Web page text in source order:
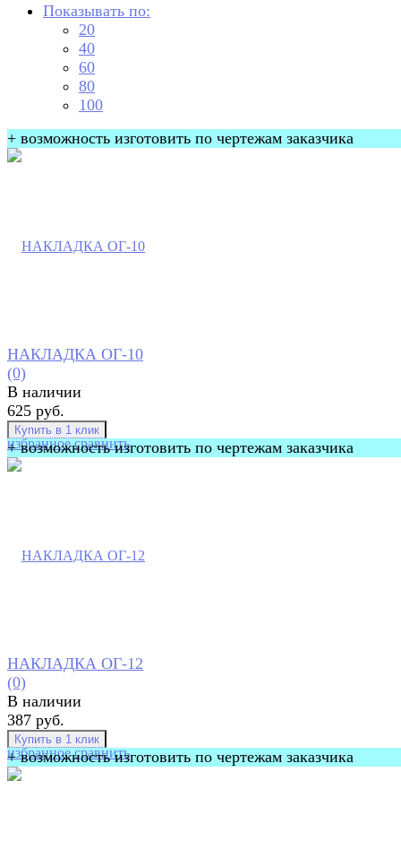
Показывать по:
20
40
60
80
100
+ возможность изготовить по чертежам заказчика
избранное сравнить
НАКЛАДКА ОГ-10
(0)
В наличии
625 руб.
+ возможность изготовить по чертежам заказчика
избранное сравнить
НАКЛАДКА ОГ-12
(0)
В наличии
387 руб.
+ возможность изготовить по чертежам заказчика